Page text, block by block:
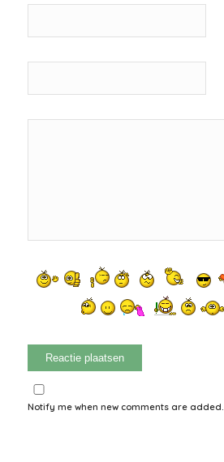
Notify me when new comments are added.